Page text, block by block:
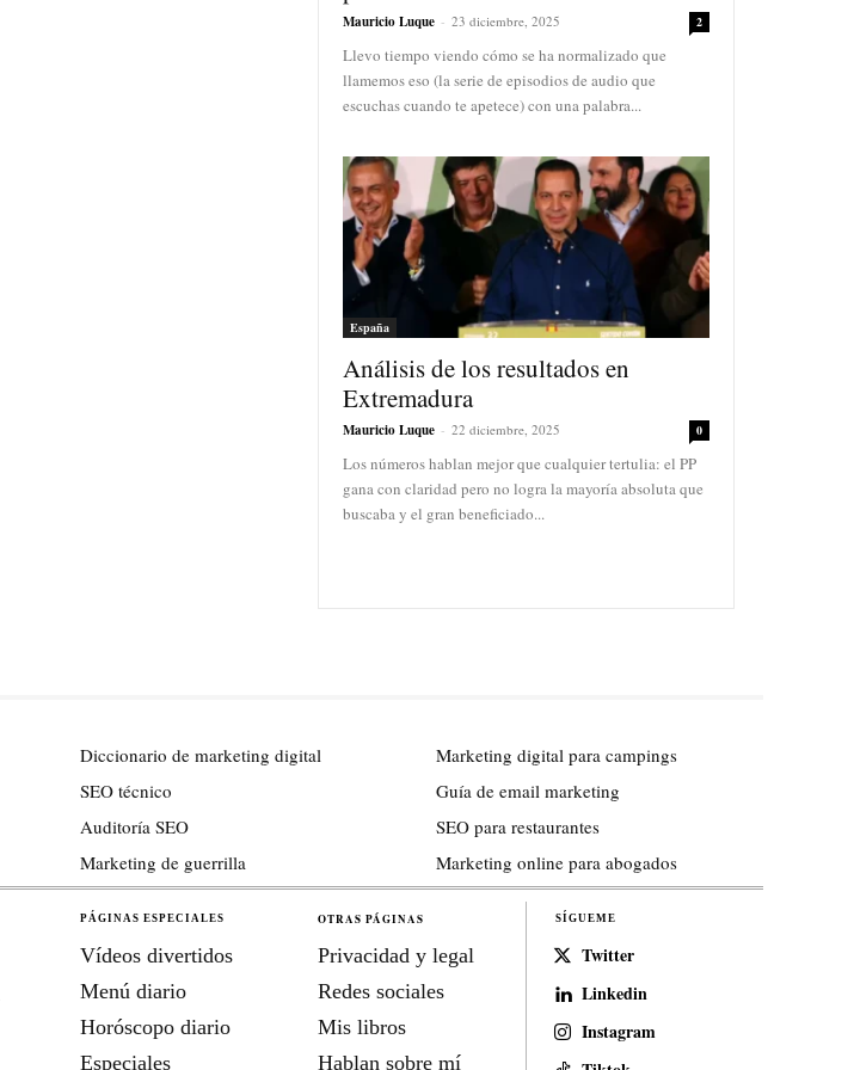
Mauricio Luque - 23 diciembre, 2025 2
Llevo tiempo viendo cómo se ha normalizado que
llamemos eso (la serie de episodios de audio que
escuchas cuando te apetece) con una palabra...
España
Análisis de los resultados en
Extremadura
Mauricio Luque - 22 diciembre, 2025 0
Los números hablan mejor que cualquier tertulia: el PP
gana con claridad pero no logra la mayoría absoluta que
buscaba y el gran beneficiado...
Diccionario de marketing digital
SEO técnico
Auditoría SEO
Marketing de guerrilla
Marketing digital para campings
Guía de email marketing
SEO para restaurantes
Marketing online para abogados
PÁGINAS ESPECIALES
Vídeos divertidos
Menú diario
Horóscopo diario
Especiales
OTRAS PÁGINAS
Privacidad y legal
Redes sociales
Mis libros
Hablan sobre mí
SÍGUEME
Twitter
Linkedin
Instagram